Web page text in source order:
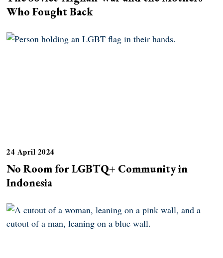
Who Fought Back
24 April 2024
No Room for LGBTQ+ Community in
Indonesia